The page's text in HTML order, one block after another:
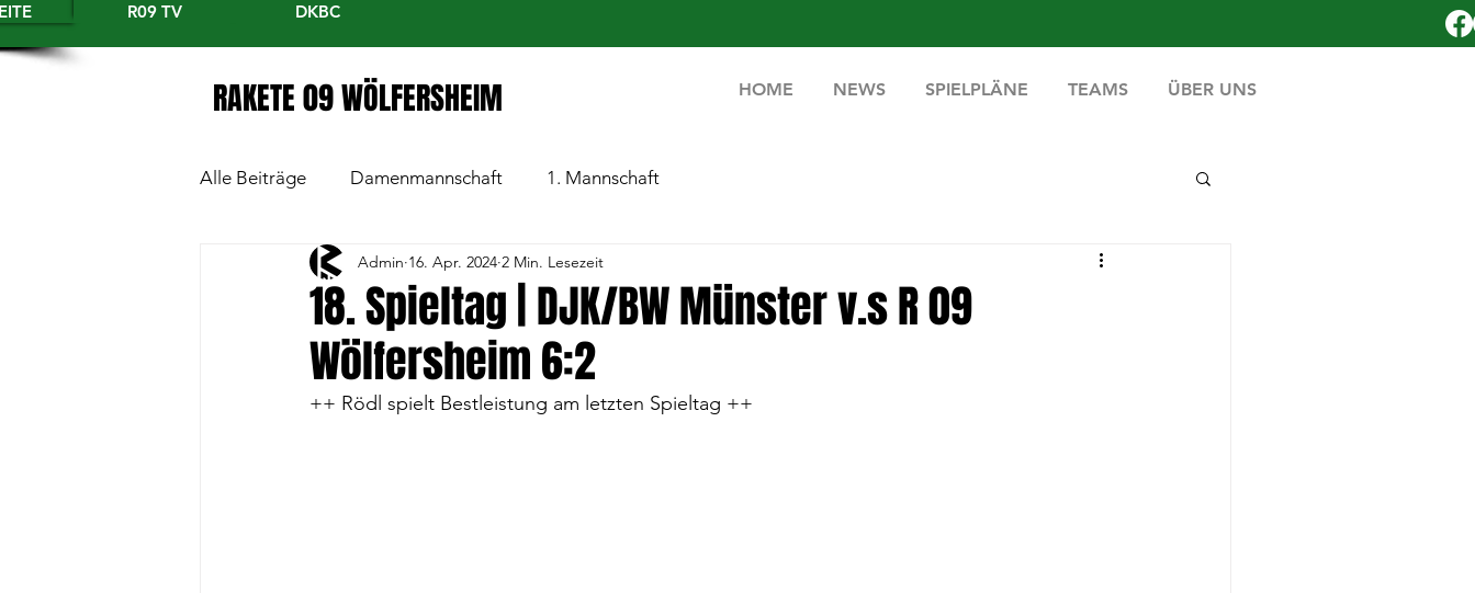
R09 TV DKBC
RAKETE 09 WÖLFERSHEIM HOME NEWS SPIELPLÄNE TEAMS ÜBER UNS
Alle Beiträge Damenmannschaft 1. Mannschaft
18. Spieltag | DJK/BW Münster v.s R 09
Wölfersheim 6:2
Admin 16. Apr. 2024 2 Min. Lesezeit
++ Rödl spielt Bestleistung am letzten Spieltag ++